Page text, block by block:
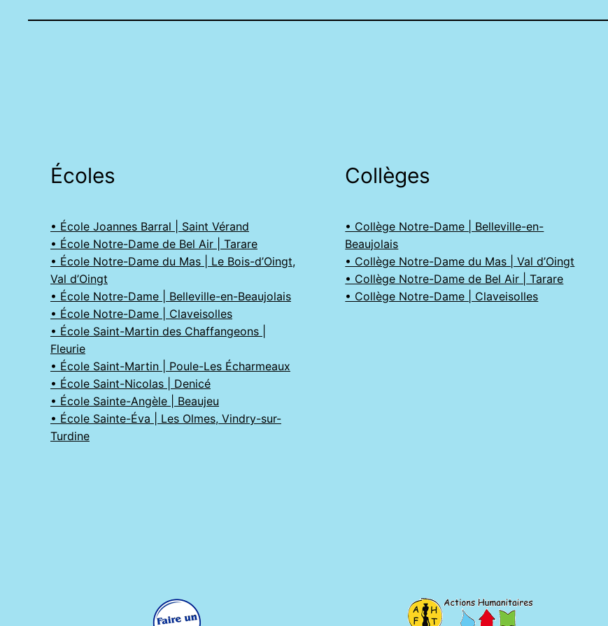
Écoles
• École Joannes Barral | Saint Vérand
• École Notre-Dame de Bel Air | Tarare
• École Notre-Dame du Mas | Le Bois-d’Oingt,
Val d’Oingt
• École Notre-Dame | Belleville-en-Beaujolais
• École Notre-Dame | Claveisolles
• École Saint-Martin des Chaffangeons |
Fleurie
• École Saint-Martin | Poule-Les Écharmeaux
• École Saint-Nicolas | Denicé
• École Sainte-Angèle | Beaujeu
• École Sainte-Éva | Les Olmes, Vindry-sur-
Turdine
Collèges
• Collège Notre-Dame | Belleville-en-
Beaujolais
• Collège Notre-Dame du Mas | Val d’Oingt
• Collège Notre-Dame de Bel Air | Tarare
• Collège Notre-Dame | Claveisolles